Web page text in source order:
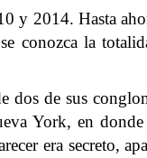
y 2014. Hasta
conozca la
dos de sus
York, en donde
era secreto,